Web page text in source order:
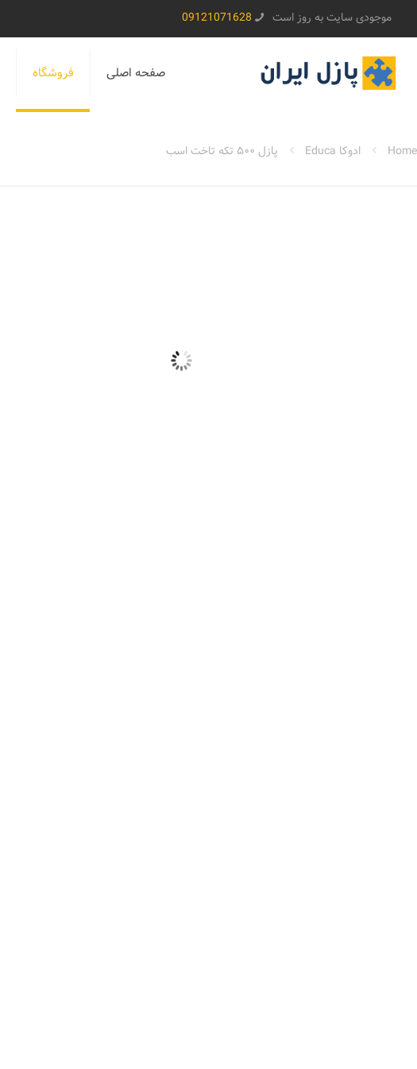
موجودی سایت به روز است 09121071628
صفحه اصلی فروشگاه
Home ادوکا Educa پازل ۵۰۰ تکه تاخت اسب